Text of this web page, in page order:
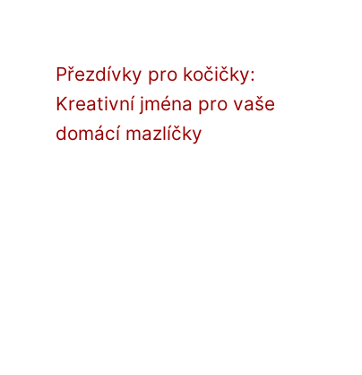
Přezdívky pro kočičky:
Kreativní jména pro vaše
domácí mazlíčky